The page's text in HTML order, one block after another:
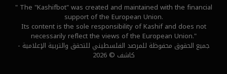
" The "Kashifbot" was created and maintained with the financial
support of the European Union.
Its content is the sole responsibility of Kashif and does not
necessarily reflect the views of the European Union."
جميع الحقوق محفوظة للمرصد الفلسطيني للتحقق والتربية الإعلامية -
كاشف © 2026